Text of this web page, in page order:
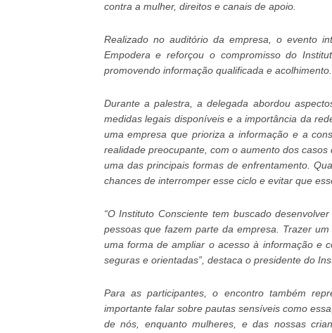
contra a mulher, direitos e canais de apoio.
Realizado no auditório da empresa, o evento
Empodera e reforçou o compromisso do
promovendo informação qualificada e acolhimento.
Durante a palestra, a delegada abordou
medidas legais disponíveis e a importância da
uma empresa que prioriza a informação e a
realidade preocupante, com o aumento dos
uma das principais formas de enfrentamento.
chances de interromper esse ciclo e evitar que
“O Instituto Consciente tem buscado
pessoas que fazem parte da empresa. Trazer
uma forma de ampliar o acesso à informação e
seguras e orientadas”, destaca o presidente do
Para as participantes, o encontro também
importante falar sobre pautas sensíveis como
de nós, enquanto mulheres, e das nossas